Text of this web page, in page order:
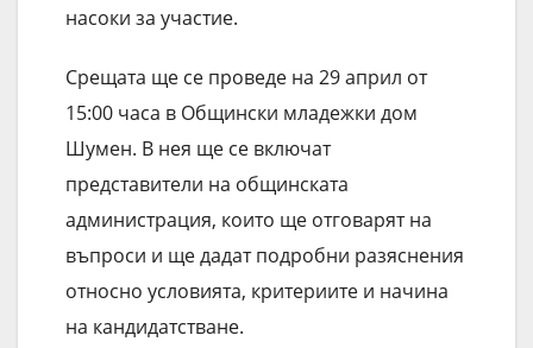
насоки за участие.
Срещата ще се проведе на 29 април от
15:00 часа в Общински младежки дом
Шумен. В нея ще се включат
представители на общинската
администрация, които ще отговарят на
въпроси и ще дадат подробни разяснения
относно условията, критериите и начина
на кандидатстване.